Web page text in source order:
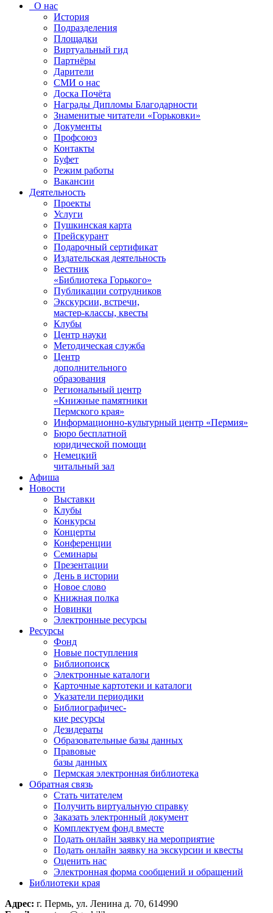
О нас
История
Подразделения
Площадки
Виртуальный гид
Партнёры
Дарители
СМИ о нас
Доска Почёта
Награды Дипломы Благодарности
Знаменитые читатели «Горьковки»
Документы
Профсоюз
Контакты
Буфет
Режим работы
Вакансии
Деятельность
Проекты
Услуги
Пушкинская карта
Прейскурант
Подарочный сертификат
Издательская деятельность
Вестник
«Библиотека Горького»
Публикации сотрудников
Экскурсии, встречи,
мастер-классы, квесты
Клубы
Центр науки
Методическая служба
Центр
дополнительного
образования
Региональный центр
«Книжные памятники
Пермского края»
Информационно-культурный центр «Пермия»
Бюро бесплатной
юридической помощи
Немецкий
читальный зал
Афиша
Новости
Выставки
Клубы
Конкурсы
Концерты
Конференции
Семинары
Презентации
День в истории
Новое слово
Книжная полка
Новинки
Электронные ресурсы
Ресурсы
Фонд
Новые поступления
Библиопоиск
Электронные каталоги
Карточные картотеки и каталоги
Указатели периодики
Библиографичес-
кие ресурсы
Дезидераты
Образовательные базы данных
Правовые
базы данных
Пермская электронная библиотека
Обратная связь
Стать читателем
Получить виртуальную справку
Заказать электронный документ
Комплектуем фонд вместе
Подать онлайн заявку на мероприятие
Подать онлайн заявку на экскурсии и квесты
Оценить нас
Электронная форма сообщений и обращений
Библиотеки края
Адрес: г. Пермь, ул. Ленина д. 70, 614990